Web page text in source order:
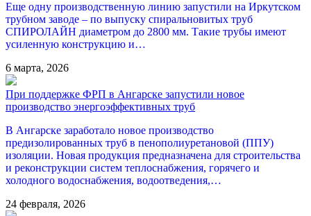
Еще одну производственную линию запустили на Иркутском
трубном заводе – по выпуску спиральновитых труб
СПИРОЛАЙН диаметром до 2800 мм. Такие трубы имеют
усиленную конструкцию и…
6 марта, 2026
При поддержке ФРП в Ангарске запустили новое
производство энергоэффективных труб
В Ангарске заработало новое производство
предизолированных труб в пенополиуретановой (ППУ)
изоляции. Новая продукция предназначена для строительства
и реконструкции систем теплоснабжения, горячего и
холодного водоснабжения, водоотведения,…
24 февраля, 2026